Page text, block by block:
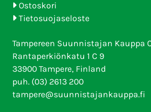
Ostoskori
Tietosuojaseloste
Tampereen Suunnistajan Kauppa
Rantaperkiönkatu 1 C 9
33900 Tampere, Finland
puh. (03) 2613 200
tampere@suunnistajankauppa.fi